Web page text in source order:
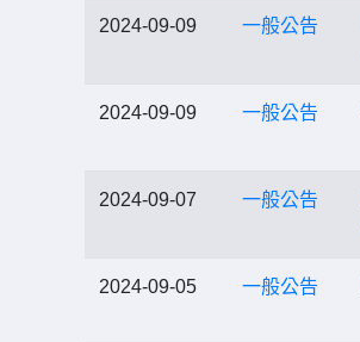
2024-09-09 一般公告
2024-09-09 一般公告
2024-09-07 一般公告
2024-09-05 一般公告